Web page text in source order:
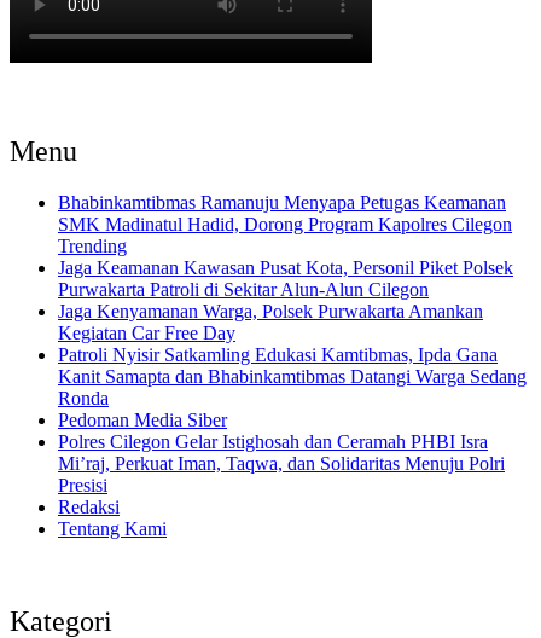
Menu
Bhabinkamtibmas Ramanuju Menyapa Petugas Keamanan
SMK Madinatul Hadid, Dorong Program Kapolres Cilegon
Trending
Jaga Keamanan Kawasan Pusat Kota, Personil Piket Polsek
Purwakarta Patroli di Sekitar Alun-Alun Cilegon
Jaga Kenyamanan Warga, Polsek Purwakarta Amankan
Kegiatan Car Free Day
Patroli Nyisir Satkamling Edukasi Kamtibmas, Ipda Gana
Kanit Samapta dan Bhabinkamtibmas Datangi Warga Sedang
Ronda
Pedoman Media Siber
Polres Cilegon Gelar Istighosah dan Ceramah PHBI Isra
Mi’raj, Perkuat Iman, Taqwa, dan Solidaritas Menuju Polri
Presisi
Redaksi
Tentang Kami
Kategori